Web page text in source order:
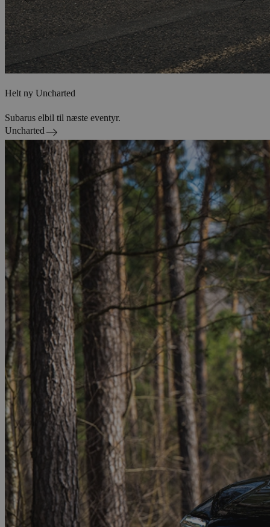
Helt ny Uncharted
Subarus elbil til næste eventyr.
Uncharted